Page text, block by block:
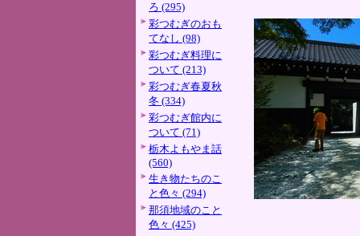
ろ (295)
彩つむぎのおも
てなし (98)
彩つむぎ料理に
ついて (213)
彩つむぎ春夏秋
冬 (334)
彩つむぎ館内に
ついて (71)
栃木よもやま話
(560)
生き物たちのこ
と色々 (294)
那須地域のこと
色々 (425)